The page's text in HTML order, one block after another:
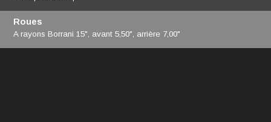
Roues
A rayons Borrani 15", avant 5,50", arrière 7,00"